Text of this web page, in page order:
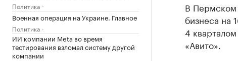
Политика
Военная операция на Украине. Главное
Политика
ИИ компании Meta во время
тестирования взломал систему другой
компании
В Пермском
бизнеса на
4
«Авито».